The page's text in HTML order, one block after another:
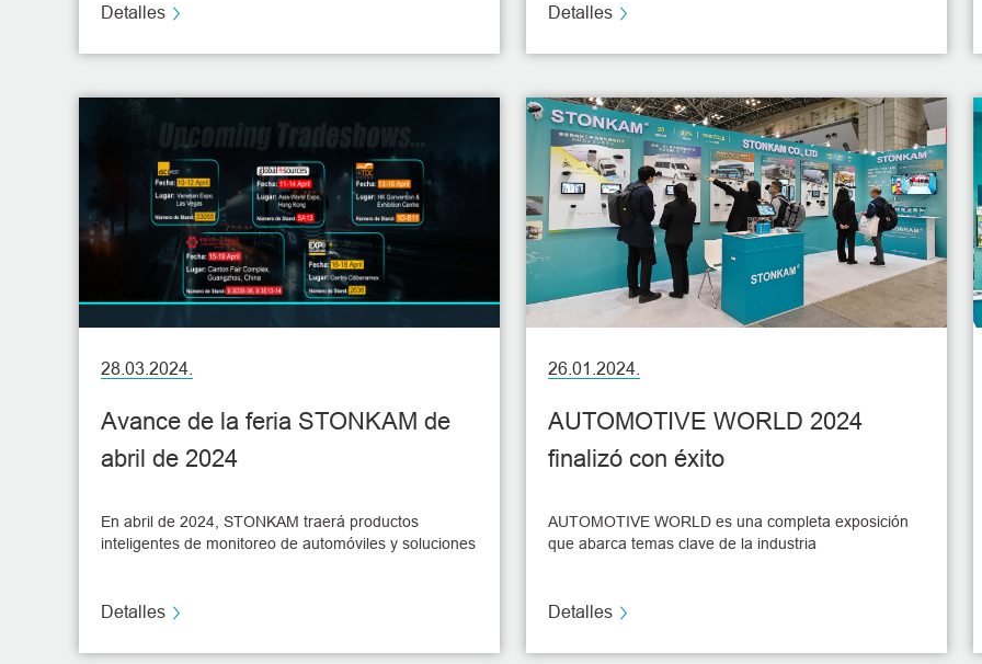
Electronics Fair (Autumn Edition) (HKTDC) y la 136ª
tecnologías líderes del mercado en el campo de la
Detalles
al mundo nuestra tecnología líder en el mercado en el
visitarnos y a debatir con nosotros sobre tecnología
Detalles
28.03.2024.
Avance de la feria STONKAM de
abril de 2024
En abril de 2024, STONKAM traerá productos
inteligentes de monitoreo de automóviles y soluciones
monitoreo de automóviles, STONKAM espera discutir
automotriz y la tecnología innovadora con usted. Le
Detalles
26.01.2024.
AUTOMOTIVE WORLD 2024
finalizó con éxito
AUTOMOTIVE WORLD es una completa exposición
que abarca temas clave de la industria
proveedores y socios. La exposición comenzó el 24
Detalles